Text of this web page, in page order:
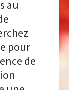
au
pour
de